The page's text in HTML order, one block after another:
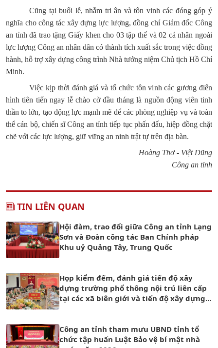
Cũng tại buổi lễ, nhằm tri ân và tôn vinh các đóng góp ý
nghĩa cho công tác xây dựng lực lượng, đồng chí Giám đốc Công
an tỉnh đã trao tặng Giấy khen cho 03 tập thể và 02 cá nhân ngoài
lực lượng Công an nhân dân có thành tích xuất sắc trong việc đồng
hành, hỗ trợ xây dựng công trình Nhà tưởng niệm Chủ tịch Hồ Chí
Minh.
Việc kịp thời đánh giá và tổ chức tôn vinh các gương điển
hình tiên tiến ngay lễ chào cờ đầu tháng là nguồn động viên tinh
thần to lớn, tạo động lực mạnh mẽ để các phòng nghiệp vụ và toàn
thể cán bộ, chiến sĩ Công an tỉnh tiếp tục phấn đấu, hiệp đồng chặt
chẽ với các lực lượng, giữ vững an ninh trật tự trên địa bàn.
Hoàng Thơ - Việt Dũng
Công an tỉnh
TIN LIÊN QUAN
Hội đàm, trao đổi giữa Công an tỉnh Lạng
Sơn và Đoàn công tác Ban Chính pháp
Khu uỷ Quảng Tây, Trung Quốc
Họp kiểm đếm, đánh giá tiến độ xây
dựng trường phổ thông nội trú liên cấp
tại các xã biên giới và tiến độ xây dựng
Công an tỉnh tham mưu UBND tỉnh tổ
chức tập huấn Luật Bảo vệ bí mật nhà